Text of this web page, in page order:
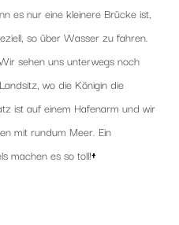
es nur eine kleinere Brücke ist,
so über Wasser zu fahren.
sehen uns unterwegs noch
wo die Königin die
ist auf einem Hafenarm und wir
mit rundum Meer. Ein
machen es so toll!↑